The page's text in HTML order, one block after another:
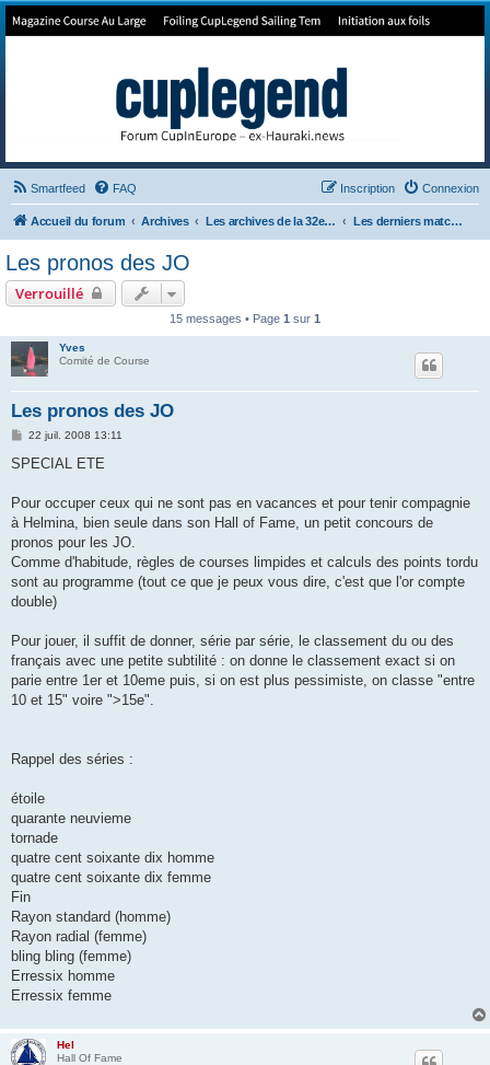
Forum de Cup In Europe
Smartfeed FAQ Connexion
Inscription
Accueil du forum Archives Les archives de la 32e America's Cup Les derniers matchs de la 32e + les jeux
Les pronos des JO
Verrouillé
15 messages • Page 1 sur 1
Yves
Comité de Course
Les pronos des JO
M
s
g
22 juil. 2008 13:11
SPECIAL ETE
Pour occuper ceux qui ne sont pas en vacances et pour tenir compagnie
à Helmina, bien seule dans son Hall of Fame, un petit concours de
pronos pour les JO.
Comme d'habitude, règles de courses limpides et calculs des points tordu
sont au programme (tout ce que je peux vous dire, c'est que l'or compte
double)
Pour jouer, il suffit de donner, série par série, le classement du ou des
français avec une petite subtilité : on donne le classement exact si on
parie entre 1er et 10eme puis, si on est plus pessimiste, on classe "entre
10 et 15" voire ">15e".
Rappel des séries :
étoile
quarante neuvieme
tornade
quatre cent soixante dix homme
quatre cent soixante dix femme
Fin
Rayon standard (homme)
Rayon radial (femme)
bling bling (femme)
Erressix homme
Erressix femme
Hel
Hall Of Fame